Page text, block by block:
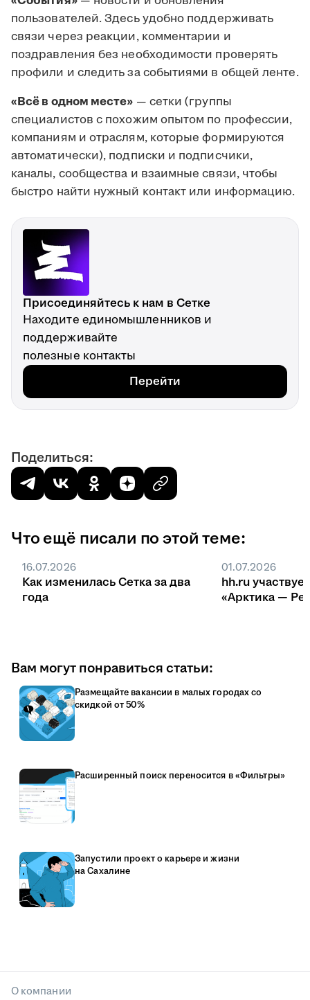
пользователей. Здесь удобно поддерживать
связи через реакции, комментарии и
поздравления без необходимости проверять
профили и следить за событиями в общей ленте.
«Всё в одном месте» — сетки (группы
специалистов с похожим опытом по профессии,
компаниям и отраслям, которые формируются
автоматически), подписки и подписчики,
каналы, сообщества и взаимные связи, чтобы
быстро найти нужный контакт или информацию.
Присоединяйтесь к нам в Сетке
Находите единомышленников и
поддерживайте
полезные контакты
Перейти
Поделиться:
Что ещё писали по этой теме:
16.07.2026
Как изменилась Сетка за два
года
01.07.2026
hh.ru
«Арктика —
Вам могут понравиться статьи:
Размещайте вакансии в малых городах со
скидкой от 50%
Расширенный поиск переносится в «Фильтры»
Запустили проект о карьере и жизни
на Сахалине
О компании